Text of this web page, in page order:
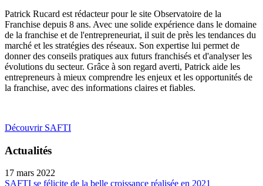
Patrick Rucard est rédacteur pour le site Observatoire de la
Franchise depuis 8 ans. Avec une solide expérience dans le domaine
de la franchise et de l'entrepreneuriat, il suit de près les tendances du
marché et les stratégies des réseaux. Son expertise lui permet de
donner des conseils pratiques aux futurs franchisés et d'analyser les
évolutions du secteur. Grâce à son regard averti, Patrick aide les
entrepreneurs à mieux comprendre les enjeux et les opportunités de
la franchise, avec des informations claires et fiables.
Découvrir SAFTI
Actualités
17 mars 2022
SAFTI se félicite de la belle croissance réalisée en 2021